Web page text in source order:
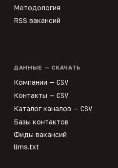
Методология
RSS вакансий
ДАННЫЕ — СКАЧАТЬ
Компании — CSV
Контакты — CSV
Каталог каналов — CSV
Базы контактов
Фиды вакансий
llms.txt